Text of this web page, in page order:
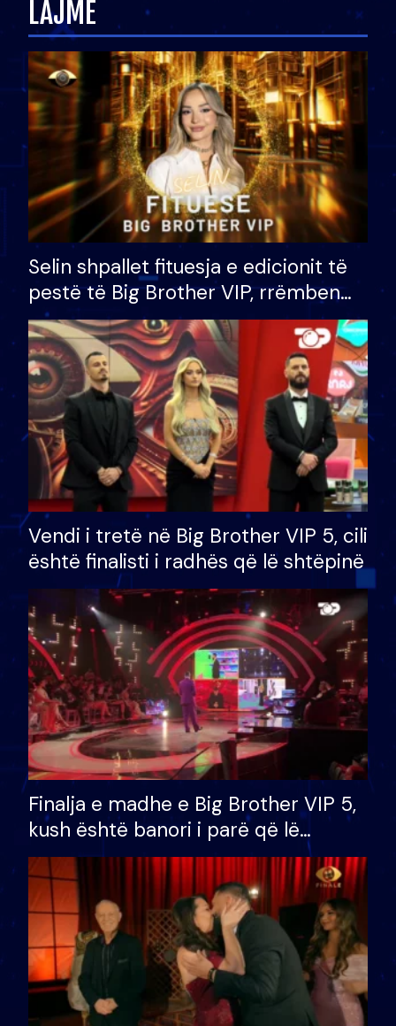
LAJME
Selin shpallet fituesja e edicionit të
pestë të Big Brother VIP, rrëmben
çmimin e madh prej 100 mijë eurosh
Vendi i tretë në Big Brother VIP 5, cili
është finalisti i radhës që lë shtëpinë
Finalja e madhe e Big Brother VIP 5,
kush është banori i parë që lë
shtëpinë dhe humb mundësinë për
të fituar çmimin e madh